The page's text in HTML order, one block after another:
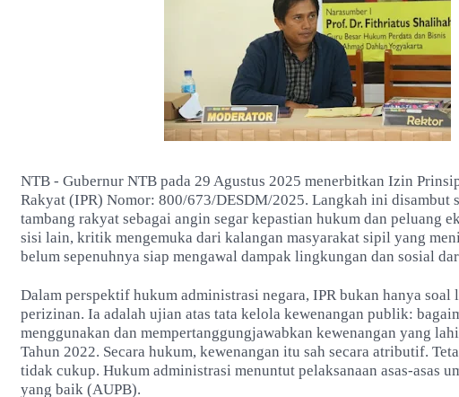
NTB - Gubernur NTB pada 29 Agustus 2025 menerbitkan Izin
Rakyat (IPR) Nomor: 800/673/DESDM/2025. Langkah ini disambut
tambang rakyat sebagai angin segar kepastian hukum dan peluang
sisi lain, kritik mengemuka dari kalangan masyarakat sipil yang
belum sepenuhnya siap mengawal dampak lingkungan dan sosial
Dalam perspektif hukum administrasi negara, IPR bukan hanya soal
perizinan. Ia adalah ujian atas tata kelola kewenangan publik:
menggunakan dan mempertanggungjawabkan kewenangan yang
Tahun 2022. Secara hukum, kewenangan itu sah secara atributif.
tidak cukup. Hukum administrasi menuntut pelaksanaan asas-asas
yang baik (AUPB).